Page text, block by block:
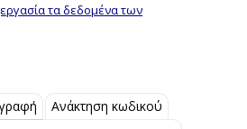
τα δεδομένα των
Ανάκτηση κωδικού